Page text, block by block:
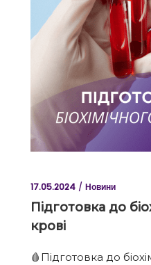
17.05.2024 Новини
Підготовка до
крові
🩸Підготовка до